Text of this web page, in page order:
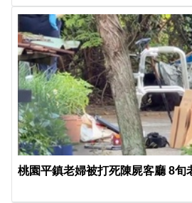
桃園平鎮老婦被打死陳屍客廳 8旬